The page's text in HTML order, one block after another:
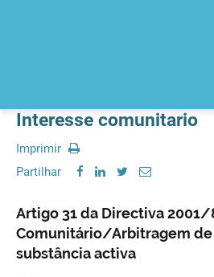
Interesse comunitario
Imprimir
Partilhar
Artigo 31 da Directiva
Comunitário/Arbitragem de
substância activa